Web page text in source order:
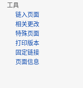
工具
链入页面
相关更改
特殊页面
打印版本
固定链接
页面信息